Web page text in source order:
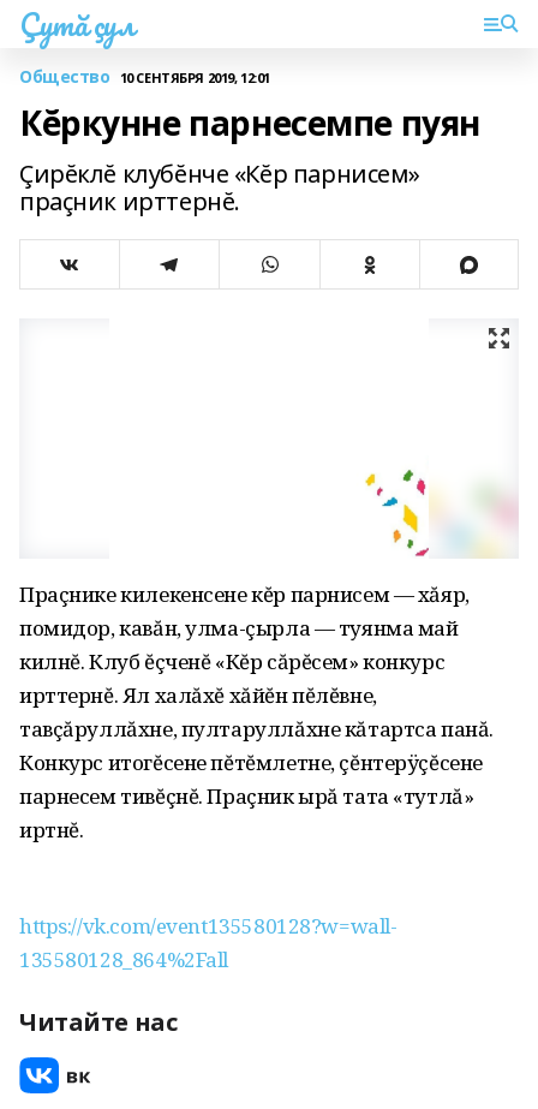
Çутă çул
Общество 10 СЕНТЯБРЯ 2019, 12:01
Кĕркунне парнесемпе пуян
Çирĕклĕ клубĕнче «Кĕр парнисем»
праçник ирттернĕ.
Праçнике килекенсене кĕр парнисем — хăяр,
помидор, кавăн, улма-çырла — туянма май
килнĕ. Клуб ĕçченĕ «Кĕр сăрĕсем» конкурс
ирттернĕ. Ял халăхĕ хăйĕн пĕлĕвне,
тавçăруллăхне, пултаруллăхне кăтартса панă.
Конкурс итогĕсене пĕтĕмлетне, çĕнтерÿçĕсене
парнесем тивĕçнĕ. Праçник ырă тата «тутлă»
иртнĕ.
https://vk.com/event135580128?w=wall-
135580128_864%2Fall
Читайте нас